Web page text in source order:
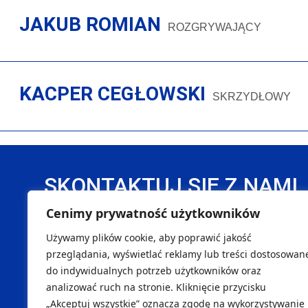
Cenimy prywatność użytkowników
Używamy plików cookie, aby poprawić jakość
przeglądania, wyświetlać reklamy lub treści
do indywidualnych potrzeb użytkowników oraz
analizować ruch na stronie. Kliknięcie przycisku
„Akceptuj wszystkie” oznacza zgodę na wykorzystywanie
JAKUB ROMIAN ROZGRYWAJĄCY
KACPER CEGŁOWSKI SKRZYDŁOWY
SKONTAKTUJ SIĘ Z NAMI
DANE REJESTROWE
Handball Pałac Tarnów Sp. z o. o.
NIP 8733299996
REGON 540451262
Maciej